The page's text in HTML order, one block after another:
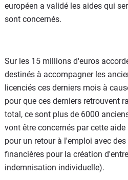
européen a validé les aides qui
sont concernés.
Sur les 15 millions d'euros
destinés à accompagner les
licenciés ces derniers mois à
pour que ces derniers retrouvent
total, ce sont plus de 6000
vont être concernés par cette
pour un retour à l'emploi avec
financières pour la création
indemnisation individuelle).